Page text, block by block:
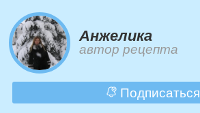
Анжелика
автор рецепта
Подписаться